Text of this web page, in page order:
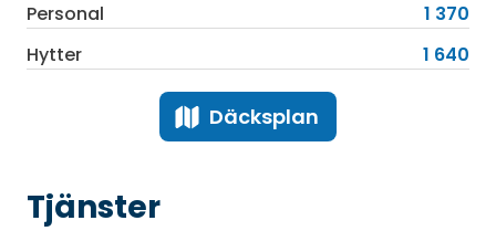
Personal
1 370
Hytter
1 640
Däcksplan
Tjänster